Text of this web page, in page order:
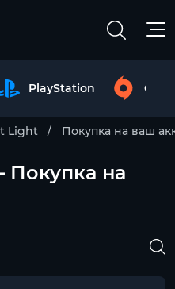
PlayStation
Light Покупка на ваш
Покупка на